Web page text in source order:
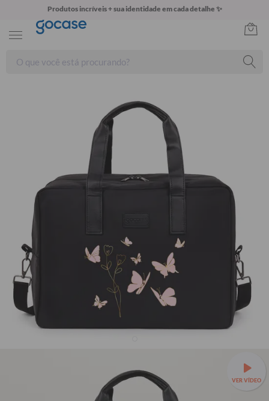
Produtos incríveis + sua identidade em cada detalhe ✨
VER VÍDEO
Bolsa Joy Pro - Rose Butterfly Line